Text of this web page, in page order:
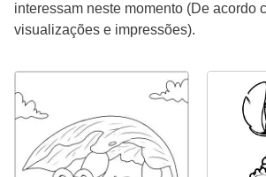
interessam neste momento (De acordo
visualizações e impressões).